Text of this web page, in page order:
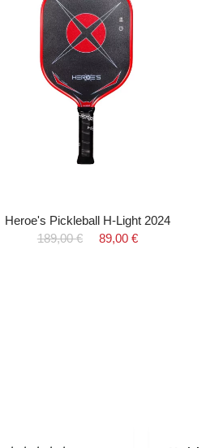
Heroe's Pickleball H-Light 2024
189,00 €
89,00 €